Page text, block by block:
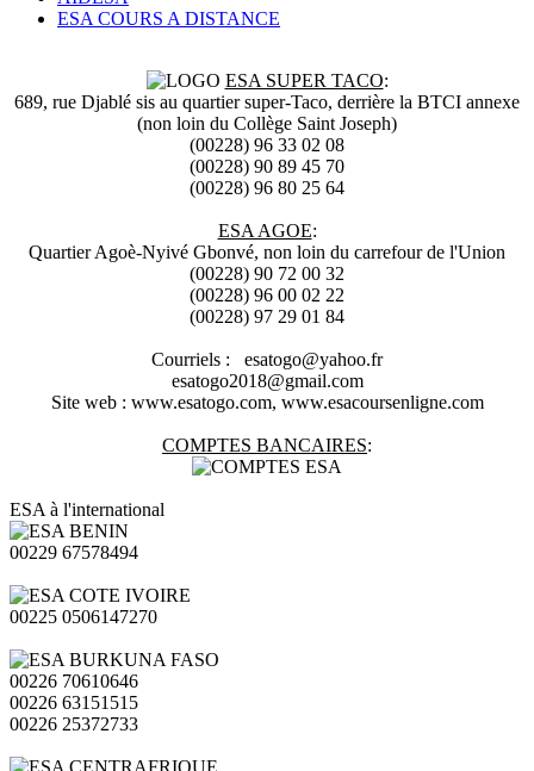
ESA COURS A DISTANCE
ESA SUPER TACO:
689, rue Djablé sis au quartier super-Taco, derrière la BTCI annexe
(non loin du Collège Saint Joseph)
(00228) 96 33 02 08
(00228) 90 89 45 70
(00228) 96 80 25 64
ESA AGOE:
Quartier Agoè-Nyivé Gbonvé, non loin du carrefour de l'Union
(00228) 90 72 00 32
(00228) 96 00 02 22
(00228) 97 29 01 84
Courriels : esatogo@yahoo.fr
esatogo2018@gmail.com
Site web : www.esatogo.com, www.esacoursenligne.com
COMPTES BANCAIRES:
ESA à l'international
00229 67578494
00225 0506147270
00226 70610646
00226 63151515
00226 25372733